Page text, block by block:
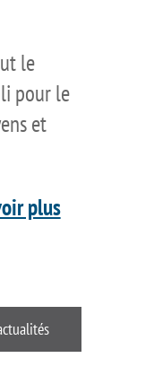
le
pour le
et
plus